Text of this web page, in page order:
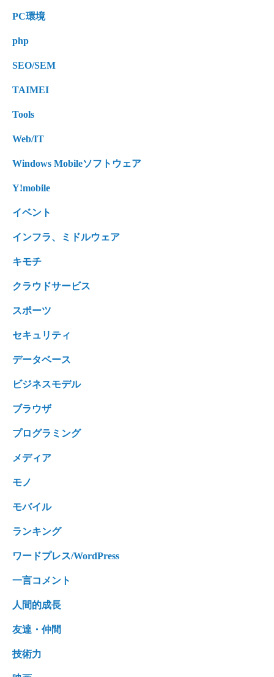
PC環境
php
SEO/SEM
TAIMEI
Tools
Web/IT
Windows Mobileソフトウェア
Y!mobile
イベント
インフラ、ミドルウェア
キモチ
クラウドサービス
スポーツ
セキュリティ
データベース
ビジネスモデル
ブラウザ
プログラミング
メディア
モノ
モバイル
ランキング
ワードプレス/WordPress
一言コメント
人間的成長
友達・仲間
技術力